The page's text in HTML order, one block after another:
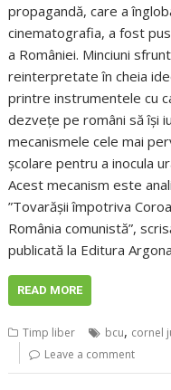
propagandă, care a
cinematografia, a fost
a României. Minciuni
reinterpretate în cheia
printre instrumentele cu
dezvețe pe români să își
mecanismele cele mai
școlare pentru a inocula
Acest mecanism este
”Tovarășii împotriva
România comunistă”,
publicată la Editura
READ MORE
Timp liber bcu, cornel
Leave a comment